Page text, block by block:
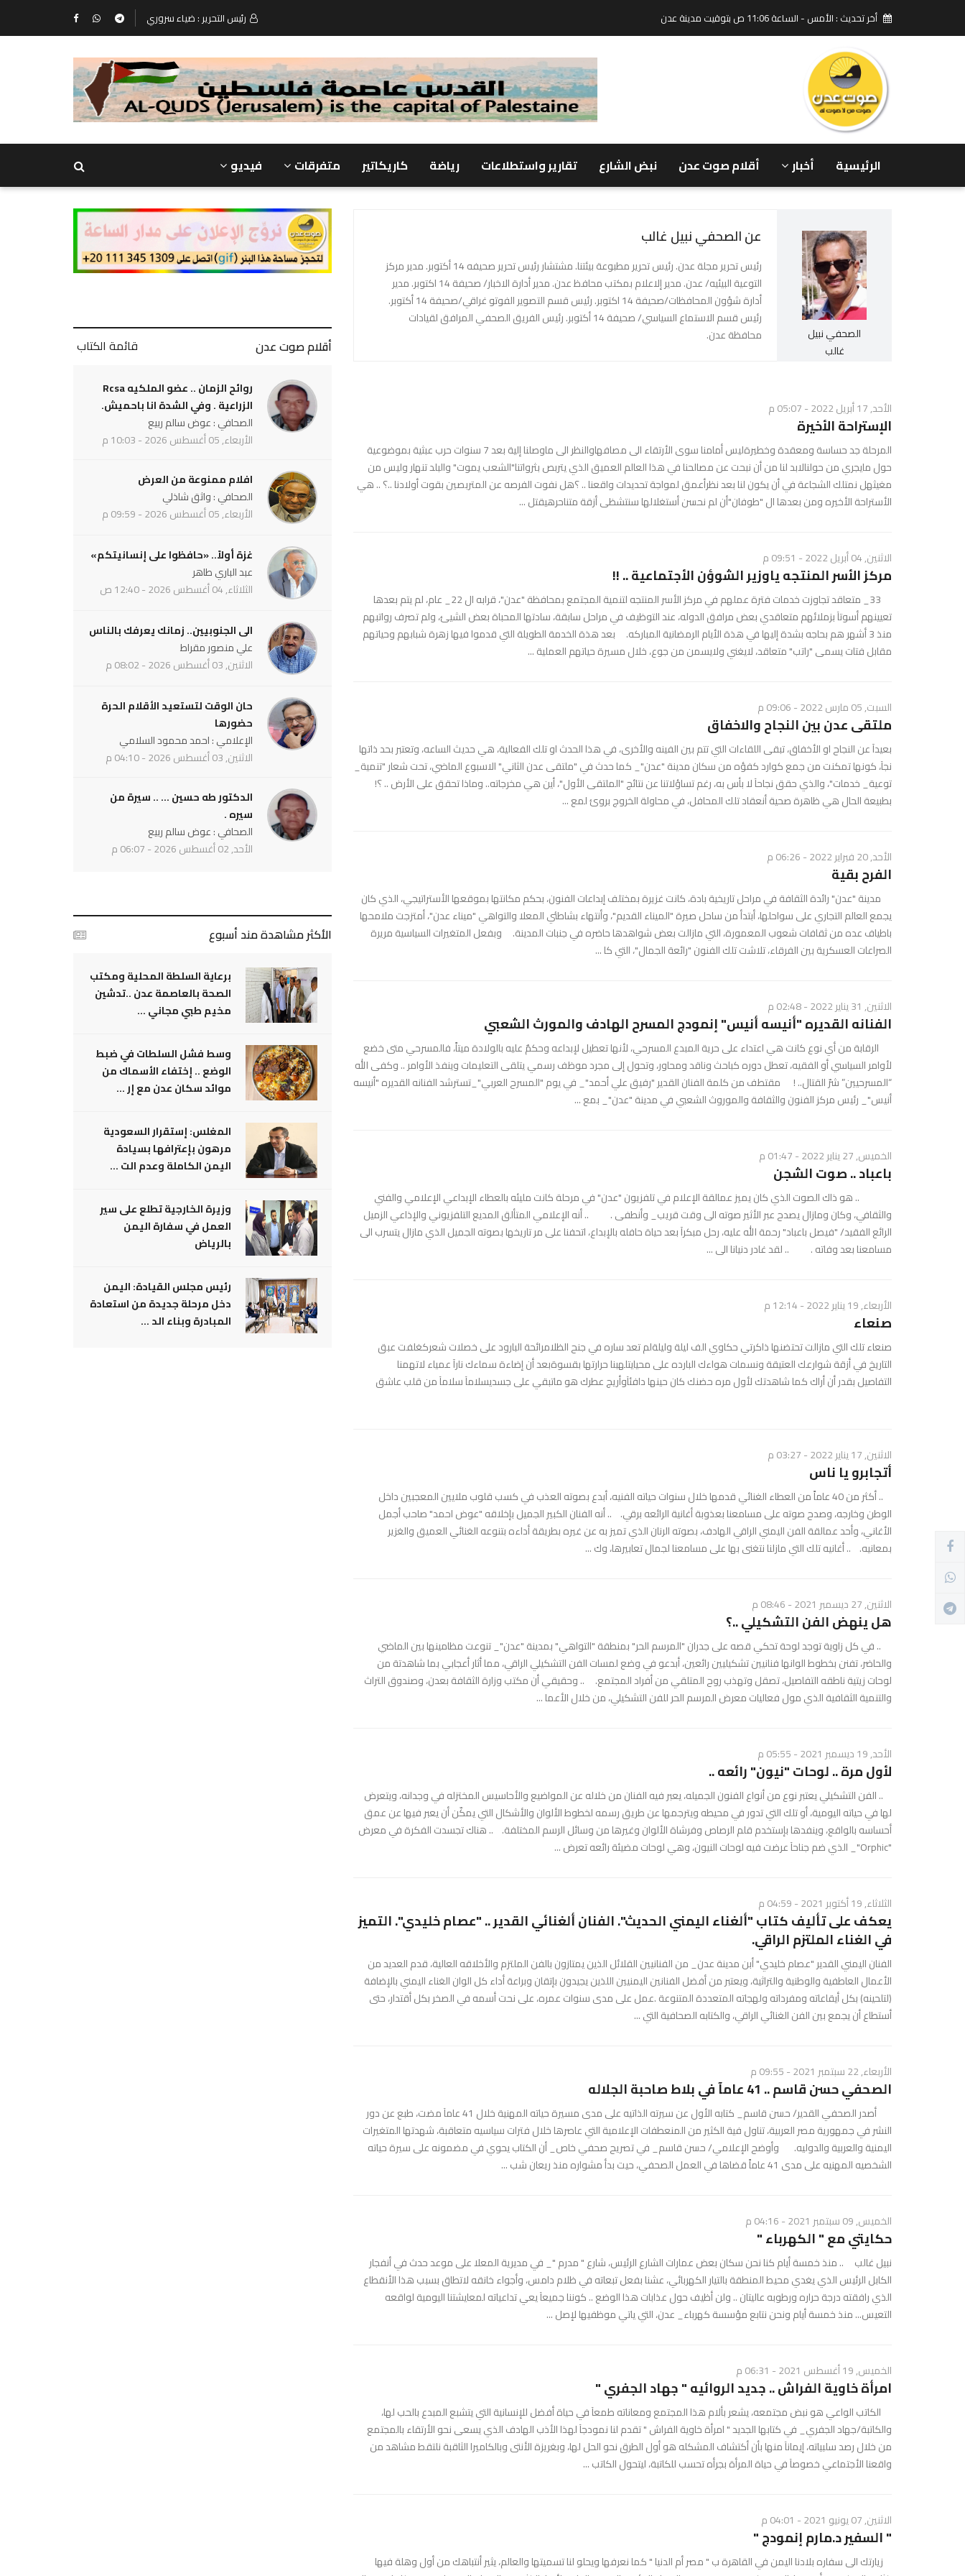
أخر تحديث : الأمس - الساعة 11:06 ص بتوقيت مدينة عدن رئيس التحرير : ضياء سروري
الرئيسية أخبار أقلام صوت عدن نبض الشارع تقارير واستطلاعات رياضة كاريكاتير متفرقات فيديو
الصحفي نبيل
غالب
عن الصحفي نبيل غالب
رئيس تحرير مجلة عدن. رئيس تحرير مطبوعة بيئتنا. مشتشار رئيس تحرير صحيفه 14 أكتوبر. مدير مركز
التوعية البيئيه/ عدن. مدير إلاعلام بمكتب محافظ عدن. مدير أدارة الاخبار/ صحيفة 14 اكتوبر. مدير
أدارة شؤون المحافظات/صحيفة 14 اكتوبر. رئيس قسم التصوير الفوتو غراقي/صحيفة 14 أكتوبر.
رئيس قسم الاستماع السياسي/ صحيفة 14 أكتوبر. رئيس الفريق الصحفي المرافق لقيادات
محافظة عدن.
الأحد, 17 أبريل 2022 - 05:07 م
الإستراحة الأخيرة
المرحلة جد حساسة ومعقدة وخطيرةليس أمامنا سوى الأرتقاء الى مصافهاوالنظر الى ماوصلنا إلية بعد 7 سنوات حرب عبثية بموضوعية
حول مايجري من حولنالابد لنا من أن نبحت عن مصالحنا في هذا العالم العميق الذي يتربص بثرواتنا"الشعب يموت" والبلد تنهار وليس من
مغيثهل نمتلك الشجاعة في أن يكون لنا بعد نظرأعمق لمواجة تحديدات واقعنا .. ؟هل نفوت الفرصه عن المتربصين بقوت أولادنا ..؟ .. هي
الأستراحة الأخيره ومن بعدها ال "طوفان"أن لم نحسن أستغلالها سنتشظى أزقة متناحرهيقتل ...
الاثنين, 04 أبريل 2022 - 09:51 م
مركز الأسر المنتجه ياوزير الشوؤن الأجتماعية .. !!
33_ متعاقد تجاوزت خدمات فترة عملهم في مركز الأسر المنتجه لتنمية المجتمع بمحافظة "عدن"، قرابه ال 22_ عام، لم يتم بعدها
تعيينهم أسوتآ بزملائهم متعاقدي بعض مرافق الدوله، عند التوظيف في مراحل سابقة، سادتها المحباة بعض الشيئ، ولم تصرف رواتبهم
منذ 3 أشهر هم بحاجه بشدة إليها في هذة الأيام الرمضانية المباركه. بعد هذة الخدمة الطويلة التي قدموا فيها زهرة شبابهم وحياتهم
مقابل فتات يسمى "راتب" متعاقد، لايغني ولايسمن من جوع، خلال مسيرة حياتهم العملية ...
السبت, 05 مارس 2022 - 09:06 م
ملتقى عدن بين النجاح والاخفاق
بعيدآ عن النجاح او الأخفاق، تبقى اللقاءات التي تتم بين الفينه والأخرى، في هذا الحدث او تلك الفعالية، هي حديث الساعه، وتعتبر بحد ذاتها
نجآ، كونها تمكنت من جمع كوارد كفؤه من سكان مدينة "عدن"_ كما حدث في "ملتقى عدن الثاني" الاسبوع الماضي، تحت شعار "تنمية_
توعية_ خدمات"، والذي حقق نجاحآ لا بأس به، رغم تساؤلاتنا عن نتائج "الملتقى الأول"، أين هي مخرجاته.. وماذا تحقق على الأرض .. ؟!
بطبيعة الحال هي ظاهرة صحية أنعقاد تلك المحافل، في محاولة الخروج بروئ لمع ...
الأحد, 20 فبراير 2022 - 06:26 م
الفرح بقية
مدينة "عدن" رائدة الثقافة في مراحل تاريخية بادة، كانت غزيرة بمختلف إبداعات الفنون، بحكم مكانتها بموقعها الأستراتيجي، الذي كان
يجمع العالم التجاري على سواحلها، أبتدأ من ساحل صيرة "الميناء القديم"، وأنتهاء بشاطئي المعلا والتواهي "ميناء عدن"، أمتزجت ملامحها
باطياف عده من ثقافات شعوب المعمورة، التي مازالت بعض شواهدها حاضره في جنبات المدينة. وبفعل المتغيرات السياسية مريرة
الصراعات العسكرية بين الفرقاء، تلاشت تلك الفنون "رائعة الجمال"، التي كا ...
الاثنين, 31 يناير 2022 - 02:48 م
الفنانه القديره "أنيسه أنيس" إنمودج المسرح الهادف والمورث الشعبي
الرقابة من أي نوع كانت هي اعتداء على حرية المبدع المسرحي، لأنها تعطيل لإبداعه وحكمٌ عليه بالولادة ميتاً، فالمسرحي متى خضع
لأوامر السياسي أو الفقيه، تعطل دوره كباحث وناقد ومحاور، وتحول إلى مجرد موظف رسمي يتلقى التعليمات وينفذ الأوامر .. وكفى الله
“المسرحيين” شرّ القتال.. ! مقتطف من كلمة الفنان القدير "رفيق علي أحمد"_ في يوم "المسرح العربي"_تسترشد الفنانه القديره "أنيسه
أنيس"_ رئيس مركز الفنون والثقافة والموروث الشعبي في مدينة "عدن"_ بمع ...
الخميس, 27 يناير 2022 - 01:47 م
باعباد .. صوت الشجن
.. هو ذاك الصوت الذي كان يميز عمالقة الإعلام في تلفزيون "عدن" في مرحلة كانت مليئه بالعطاء الإبداعي الإعلامي والفني
والثقافي، وكان ومازال يصدح عبر الأثير صوته الى وقت قريب_ وأنطفى . .. أنه الإعلامي المتألق المديع التلفزيوني والإذاعي الزميل
الرائع الفقيد/ "فيصل باعباد" رحمة الله عليه، رحل مبكرآ بعد حياة حافله بالإبداع، اتحفنا على مر تاريخها بصوته الجميل الذي مازال يتسرب الى
مسامعنا بعد وفاته . .. لقد غادر دنيانا الى ...
الأربعاء, 19 يناير 2022 - 12:14 م
صنعاء
​صنعاء تلك التي مازالت تحتضنها ذاكرتي حكاوي الف ليلة وليلةلم تعد ساره في جنح الظلامرائحة البارود على خصلات شعركغلفت عبق
التاريخ في أزقة شوارعك العتيقة ونسمات هواءك البارده على محيايتلهبنا حرارتها بقسوةبعد أن إضاءة سماءك نارآ عمياء لاتهمنا
التفاصيل بقدر أن أراك كما شاهدتك لأول مره حضنك كان حينها دافئآوأريج عطرك هو ماتبقي على جسديسلامآ سلامآ من قلب عاشق
الاثنين, 17 يناير 2022 - 03:27 م
أتجابرو يا ناس
.. أكثر من 40 عاماً من العطاء الغنائي قدمها خلال سنوات حياته الفنيه، أبدع بصوته العذب في كسب قلوب ملايين المعجبين داخل
الوطن وخارجه، وصدح صوته على مسامعنا بعذوبة أغانية الرائعه برقي. .. أنه الفنان الكبير الجميل بإخلاقه "عوض احمد" صاحب أجمل
الأغاني، وأحد عمالقة الفن اليمني الراقي الهادف، بصوته الرنان الذي تميز به عن غيره بطريقة أداءه بتنوعه الغنائي العميق والغزير
بمعانيه. .. أغانيه تلك التي مازلنا نتغنى بها على مسامعنا لجمال تعابيرها، وك ...
الاثنين, 27 ديسمبر 2021 - 08:46 م
هل ينهض الفن التشكيلي ..؟
.. في كل زاوية توجد لوحة تحكي قصه على جدران "المرسم الحر" بمنطقة "التواهي" بمدينة "عدن"_ تنوعت مظامينها بين الماضي
والحاضر، تفنن بخطوط الوانها فنانيين تشكيليين رائعين، أبدعو في وضع لمسات الفن التشكيلي الراقي، مما أثار أعجابي بما شاهدتة من
لوحات زيتية ناطقه التفاصيل، تصقل وتهذب روح المتلقي من أفراد المجتمع. .. وحقيقي أن مكتب وزارة الثقافة بعدن، وصندوق التراث
والتنمية الثقافية الذي مول فعاليات معرض المرسم الحر للفن التشكيلي، من خلال الأعما ...
الأحد, 19 ديسمبر 2021 - 05:55 م
لأول مرة .. لوحات "نيون" رائعه ..
.. الفن التشكيلي يعتبر نوع من أنواع الفنون الجميله، يعبر فيه الفنان من خلاله عن المواضيع والأحاسيس المختزله في وجدانه، ويتعرض
لها في حياته اليومية، أو تلك التي تدور في محيطه ويترجمها عن طريق رسمه لخطوط الألوان والأشكال التي يمكّن أن يعبر فيها عن عمق
أحساسه بالواقع، وينفدها بإستخدم قلم الرصاص وفرشاة الألوان وغيرها من وسائل الرسم المختلفة. .. هناك تجسدت الفكرة في معرض
"Orphic"_ الذي ضم جناحآ عرضت فيه لوحات النيون، وهي لوحات مضيئة رائعه تعرض ...
الثلاثاء, 19 أكتوبر 2021 - 04:59 م
يعكف على تأليف كتاب "ألغناء اليمني الحديث". الفنان ألغنائي القدير .. "عصام خليدي". التميز
في الغناء الملتزم الراقي.
الفنان اليمني القدير "عصام خليدي" أبن مدينة عدن_ من الفنانيين القلائل الذين يمتازون بالفن الملتزم والأخلاقه العالية، قدم العديد من
الأعمال العاطفية والوطنية والتراثية، ويعتبر من أفضل الفنانين اليمنيين اللذين يجيدون بإتقان وبراعة أداء كل الوان الغناء اليمني بالإضافة
(لتلحينه) بكل أيقاعاته ومفرداته ولهجاته المتعددة المتنوعة .عمل على مدى سنوات عمره، على نحت أسمه في الصخر بكل أقتدار، حتى
أستطاع أن يجمع بين الفن الغنائي الراقي، والكتابه الصحافية التي ...
الأربعاء, 22 سبتمبر 2021 - 09:55 م
الصحفي حسن قاسم .. 41 عامآ في بلاط صاحبة الجلاله
أصدر الصحفي القدير/ حسن قاسم_ كتابه الأول عن سيرته الذاتيه على مدى مسيرة حياته المهنية خلال 41 عامآ مضت، طبع عن دور
النشر في جمهورية مصر العربية، تناول فية الكثير من المنعطفات الإعلامية التي عاصرها خلال فترات سياسيه متعاقبة، شهدتها المتغيرات
اليمنية والعربية والدوليه. وأوضح الإعلامي/ حسن قاسم_ في تصريح صحفي خاص_ أن الكتاب يحوي في مضمونه على سيرة حياته
الشخصيه المهنيه على مدى 41 عاماً قضاها في العمل الصحفي، حيت بدأ مشواره منذ ريعان شب ...
الخميس, 09 سبتمبر 2021 - 04:16 م
​حكايتي مع " الكهرباء "
نبيل غالب .. منذ خمسة أيام كنا نحن سكان بعض عمارات الشارع الرئيس، شارع " مدرم "_ في مديرية المعلا على موعد حدث في أنفجار
الكابل الرئيس الذي يغدي محيط المنطقة بالتيار الكهربائي، عشنا بفعل تبعاته في ظلام دامس، وأجواء خانقه لاتطاق بسبب هذا الأنقطاع
الذي رافقته درجة حراره ورطوبه عاليتان .. ولن أظيف حول عذابات هذا الوضع .. كوننا جميعآ يعي تداعياته لمعايشتنا اليومية لواقعه
التعيس... منذ خمسة أيام ونحن نتابع مؤسسة كهرباء_ عدن، التي ياتي موظفيها لإصل ...
الخميس, 19 أغسطس 2021 - 06:31 م
امرأة خاوية الفراش .. جديد الروائيه " جهاد الجفري "
الكاتب الواعي هو نبض مجتمعه، يشعر بألام هذا المجتمع ومعاناته طمعآ في حياة أفضل للإنسانية التي يتشبع المبدع بالحب لها،
والكاتبة/جهاد الجفري_ في كتابها الجديد " امرأة خاوية الفراش " تقدم لنا نمودجآ لهذا الأذب الهادف الذي يسعى نحو الأرتقاء بالمجتمع
من خلال رصد سلبياته، إيمانآ منها بأن أكتشاف المشكله هو أول الطرق نحو الحل لها، وبغريزة الأنتى وبالكاميرا الثاقبة نلتقط مشاهد من
واقعنا الأجتماعي خصوصآ في حياة المرأة بجرأه تحسب للكاتبة، ليتحول الكاتب ...
الاثنين, 07 يونيو 2021 - 04:01 م
​" السفير د.مارم إنمودج "
زيارتك الى سفاره بلادنا اليمن في القاهرة ب " مصر أم الدنيا " كما نعرفها ويحلو لنا تسميتها والعالم، يثير أنتباهك من أول وهلة فيها
أقلام صوت عدن قائمة الكتاب
روائح الزمان .. عضو الملكيه Rcsa
الزراعية . وفي الشدة انا باحميش.
الصحافي : عوض سالم ربيع
الأربعاء, 05 أغسطس 2026 - 10:03 م
افلام ممنوعة من العرض
الصحافي : واثق شاذلي
الأربعاء, 05 أغسطس 2026 - 09:59 م
غزة أولاً.. «حافظوا على إنسانيتكم»
عبد الباري طاهر
الثلاثاء, 04 أغسطس 2026 - 12:40 ص
الى الجنوبيين.. زمانك يعرفك بالناس
علي منصور مقراط
الاثنين, 03 أغسطس 2026 - 08:02 م
حان الوقت لتستعيد الأقلام الحرة
حضورها
الإعلامي : احمد محمود السلامي
الاثنين, 03 أغسطس 2026 - 04:10 م
الدكتور طه حسين ... .. سيرة من
سيره .
الصحافي : عوض سالم ربيع
الأحد, 02 أغسطس 2026 - 06:07 م
الأكثر مشاهدة مند أسبوع
برعاية السلطة المحلية ومكتب
الصحة بالعاصمة عدن ..تدشين
مخيم طبي مجاني ...
وسط فشل السلطات في ضبط
الوضع .. إختفاء الأسماك من
موائد سكان عدن مع إر ...
المغلس: إستقرار السعودية
مرهون بإعترافها بسيادة
اليمن الكاملة وعدم الت ...
وزيرة الخارجية تطلع على سير
العمل في سفارة اليمن
بالرياض
رئيس مجلس القيادة: اليمن
دخل مرحلة جديدة من استعادة
المبادرة وبناء الد ...